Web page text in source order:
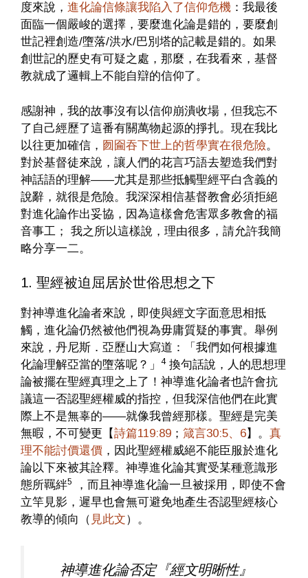
度來說， 進化論信條讓我陷入了信仰危機 ：我最後
面臨一個嚴峻的選擇，要麼進化論是錯的，要麼創
世記裡創造/墮落/洪水/巴別塔的記載是錯的。如果
創世記的歷史有可疑之處，那麼，在我看來，基督
教就成了邏輯上不能自辯的信仰了。
感謝神，我的故事沒有以信仰崩潰收場，但我忘不
了自己經歷了這番有關萬物起源的掙扎。現在我比
以往更加確信， 囫圇吞下世上的哲學實在很危險。
對於基督徒來說，讓人們的花言巧語去塑造我們對
神話語的理解——尤其是那些抵觸聖經平白含義的
說辭，就很是危險。我深深相信基督教會必須拒絕
對進化論作出妥協，因為這樣會危害眾多教會的福
音事工； 我之所以這樣說，理由很多，請允許我簡
略分享一二。
1. 聖經被迫屈居於世俗思想之下
對神導進化論者來說，即使與經文字面意思相抵
觸，進化論仍然被他們視為毋庸質疑的事實。舉例
來說，丹尼斯．亞歷山大寫道：「我們如何根據進
化論理解亞當的墮落呢？」
4換句話說，人的思想理
論被擺在聖經真理之上了！神導進化論者也許會抗
議這一否認聖經權威的指控，但我深信他們在此實
際上不是無辜的——就像我曾經那樣。聖經是完美
無暇，不可變更【詩篇119:89 ； 箴言30:5、6】。 真
理不能討價還價 ，因此聖經權威絕不能臣服於進化
論以下來被其詮釋。神導進化論其實受某種意識形
態所羈絆5
，而且神導進化論一旦被採用，即使不會
立竿見影，遲早也會無可避免地產生否認聖經核心
教導的傾向（ 見此文）。
神導進化論否定『經文明晰性』